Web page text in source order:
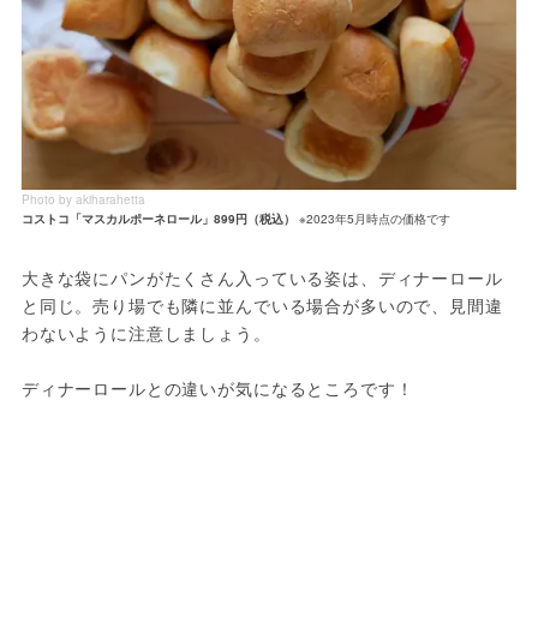
Photo by akiharahetta
コストコ「マスカルポーネロール」899円（税込）
※2023年5月時点の価格です
大きな袋にパンがたくさん入っている姿は、ディナーロール
と同じ。売り場でも隣に並んでいる場合が多いので、見間違
わないように注意しましょう。
ディナーロールとの違いが気になるところです！